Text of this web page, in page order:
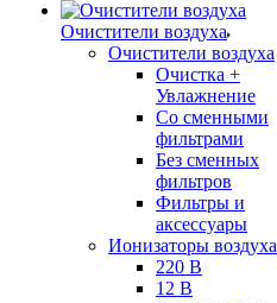
Очистители воздуха
Очистители воздуха
Очистка +
Увлажнение
Cо сменными
фильтрами
Без сменных
фильтров
Фильтры и
аксессуары
Ионизаторы воздуха
220 В
12 В